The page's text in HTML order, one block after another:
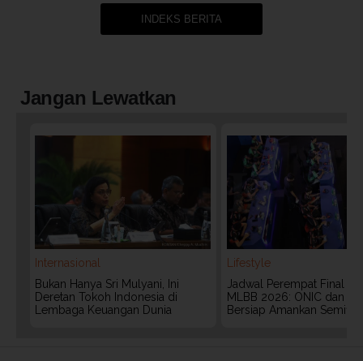
INDEKS BERITA
Jangan Lewatkan
Internasional
Bukan Hanya Sri Mulyani, Ini
Deretan Tokoh Indonesia di
Lembaga Keuangan Dunia
Lifestyle
Jadwal Perempat Final
MLBB 2026: ONIC dan
Bersiap Amankan